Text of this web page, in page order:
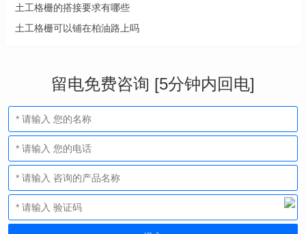
土工格栅的搭接要求有哪些
土工格栅可以铺在柏油路上吗
留电免费咨询 [5分钟内回电]